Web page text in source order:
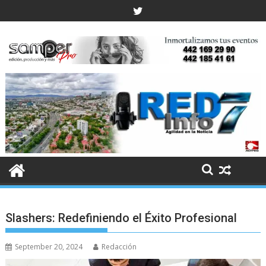
to
Slashers: Redefiniendo el Éxito Profesional
September 20, 2024 Redacción